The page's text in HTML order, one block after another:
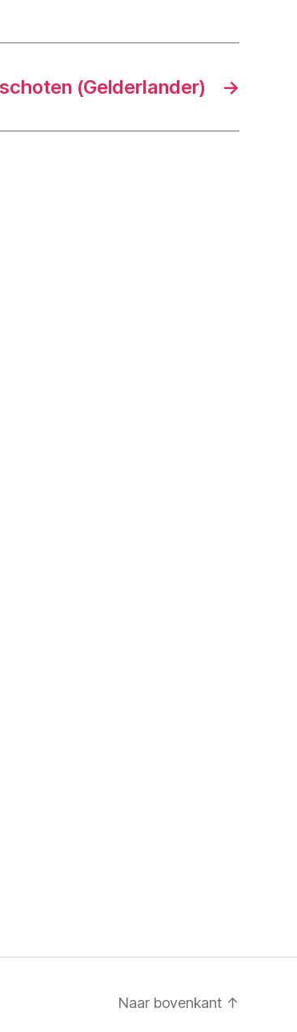
→
(Gelderlander)
Naar bovenkant ↑